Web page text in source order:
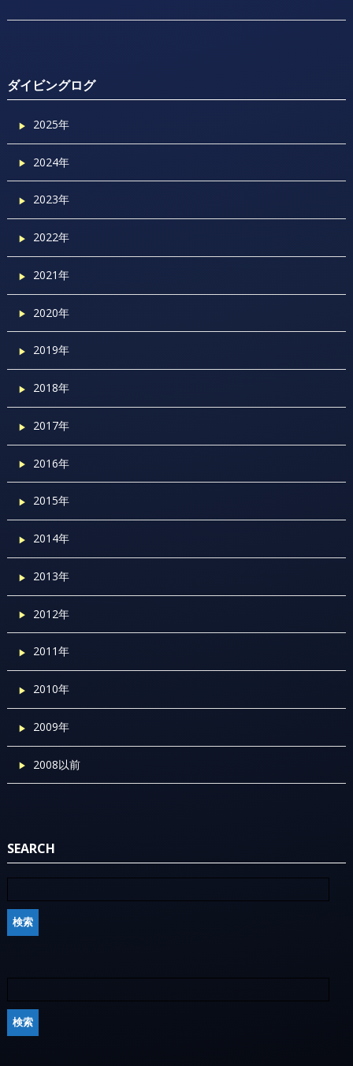
ダイビングログ
2025年
2024年
2023年
2022年
2021年
2020年
2019年
2018年
2017年
2016年
2015年
2014年
2013年
2012年
2011年
2010年
2009年
2008以前
SEARCH